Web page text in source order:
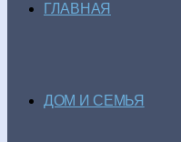
ГЛАВНАЯ
ДОМ И СЕМЬЯ